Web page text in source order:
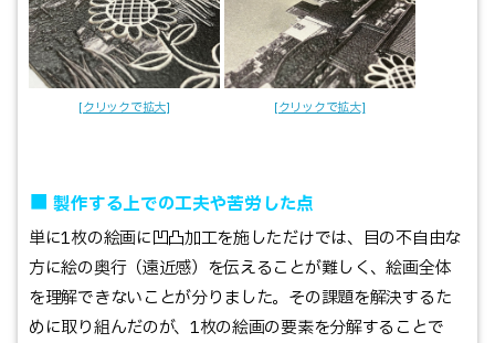
■ 製作する上での工夫や苦労した点
単に1枚の絵画に凹凸加工を施しただけでは、目の不自由な
方に絵の奥行（遠近感）を伝えることが難しく、絵画全体
を理解できないことが分りました。その課題を解決するた
めに取り組んだのが、1枚の絵画の要素を分解することで